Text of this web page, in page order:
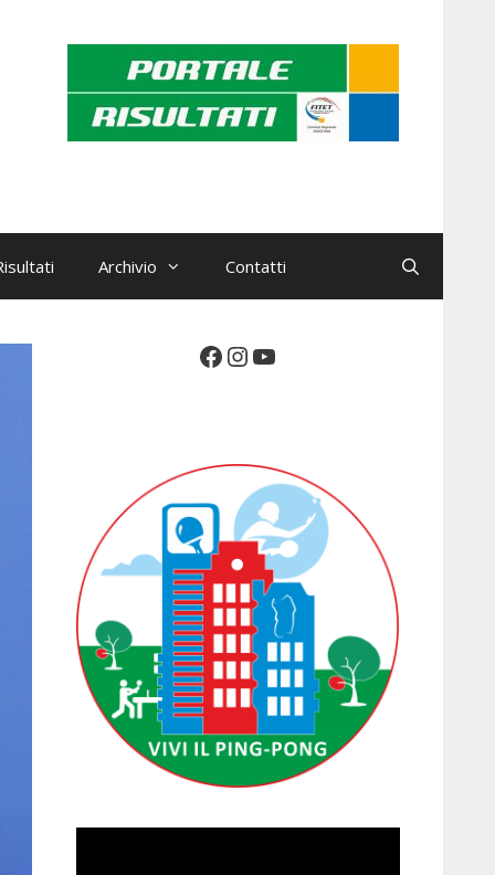
Archivio Contatti
Facebook
Instagram
YouTube